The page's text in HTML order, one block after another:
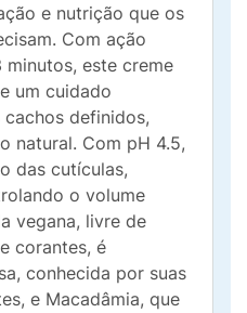
e nutrição que os
Com ação
minutos, este creme
um cuidado
definidos,
natural. Com pH 4.5,
das cutículas,
o volume
vegana, livre de
corantes, é
conhecida por suas
e Macadâmia, que